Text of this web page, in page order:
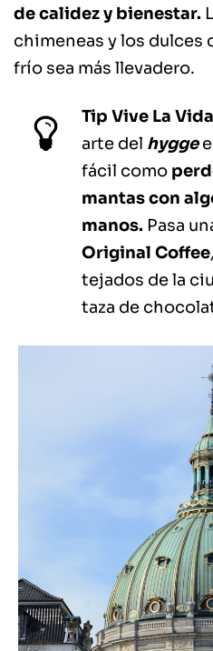
de calidez y bienestar.
chimeneas y los dulces
frío sea más llevadero.
Tip Vive La
arte del hygge
fácil como
mantas con
manos. Pasa
Original Coffee
tejados de la
taza de